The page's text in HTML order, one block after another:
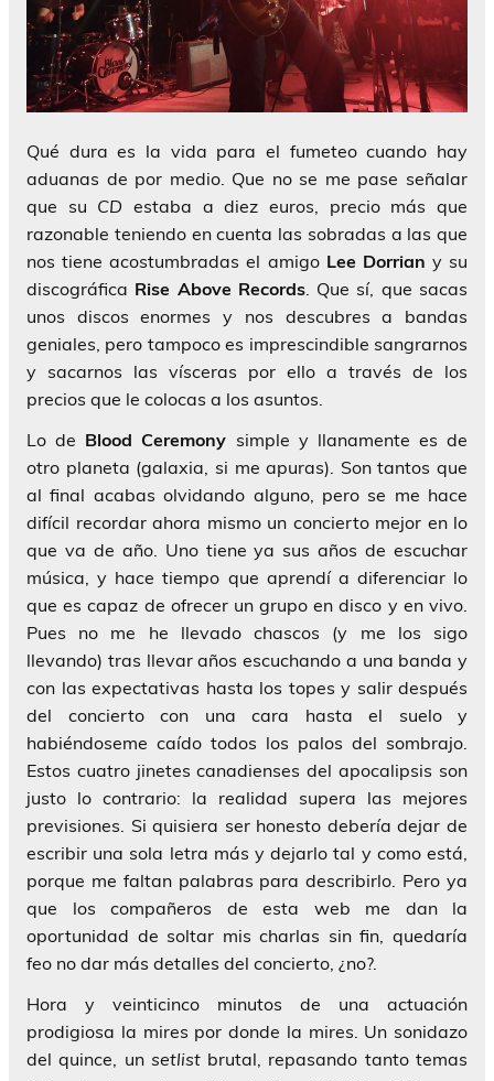
Qué dura es la vida para el fumeteo cuando hay
aduanas de por medio. Que no se me pase señalar
que su CD estaba a diez euros, precio más que
razonable teniendo en cuenta las sobradas a las que
nos tiene acostumbradas el amigo Lee Dorrian y su
discográfica Rise Above Records. Que sí, que sacas
unos discos enormes y nos descubres a bandas
geniales, pero tampoco es imprescindible sangrarnos
y sacarnos las vísceras por ello a través de los
precios que le colocas a los asuntos.
Lo de Blood Ceremony simple y llanamente es de
otro planeta (galaxia, si me apuras). Son tantos que
al final acabas olvidando alguno, pero se me hace
difícil recordar ahora mismo un concierto mejor en lo
que va de año. Uno tiene ya sus años de escuchar
música, y hace tiempo que aprendí a diferenciar lo
que es capaz de ofrecer un grupo en disco y en vivo.
Pues no me he llevado chascos (y me los sigo
llevando) tras llevar años escuchando a una banda y
con las expectativas hasta los topes y salir después
del concierto con una cara hasta el suelo y
habiéndoseme caído todos los palos del sombrajo.
Estos cuatro jinetes canadienses del apocalipsis son
justo lo contrario: la realidad supera las mejores
previsiones. Si quisiera ser honesto debería dejar de
escribir una sola letra más y dejarlo tal y como está,
porque me faltan palabras para describirlo. Pero ya
que los compañeros de esta web me dan la
oportunidad de soltar mis charlas sin fin, quedaría
feo no dar más detalles del concierto, ¿no?.
Hora y veinticinco minutos de una actuación
prodigiosa la mires por donde la mires. Un sonidazo
del quince, un setlistbrutal, repasando tanto temas